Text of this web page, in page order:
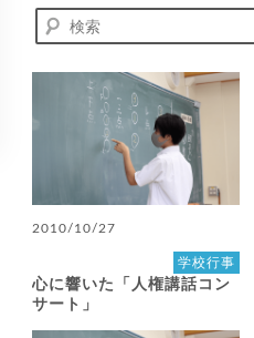
2010/10/27
学校行事
心に響いた「人権講話コン
サート」